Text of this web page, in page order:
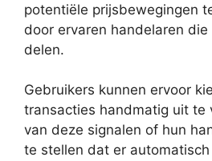
potentiële prijsbewegingen
door ervaren handelaren
delen.
Gebruikers kunnen ervoor
transacties handmatig uit te
van deze signalen of hun
te stellen dat er